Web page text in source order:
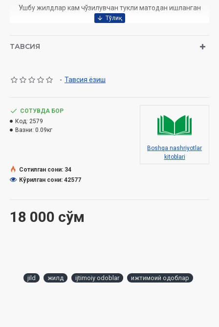
Ушбу жилдлар кам чўзилувчан тукли матодан ишланган
ТАВСИЯ
- Тавсия ёзиш
18 000 сўм
СОТУВДА БОР
Код: 2579
Вазни: 0.09кг
Boshqa nashriyotlar
kitoblari
Сотилган сони: 34
Кўрилган сони: 42577
jild жилд ijtimoiy odoblar ижтимоий одоблар